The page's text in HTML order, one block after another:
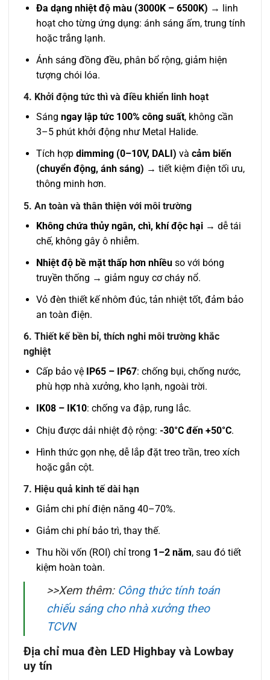
Đa dạng nhiệt độ màu (3000K – 6500K) → linh
hoạt cho từng ứng dụng: ánh sáng ấm, trung tính
hoặc trắng lạnh.
Ánh sáng đồng đều, phân bổ rộng, giảm hiện
tượng chói lóa.
4. Khởi động tức thì và điều khiển linh hoạt
Sáng ngay lập tức 100% công suất, không cần
3–5 phút khởi động như Metal Halide.
Tích hợp dimming (0–10V, DALI) và cảm biến
(chuyển động, ánh sáng) → tiết kiệm điện tối ưu,
thông minh hơn.
5. An toàn và thân thiện với môi trường
Không chứa thủy ngân, chì, khí độc hại→ dễ tái
chế, không gây ô nhiễm.
Nhiệt độ bề mặt thấp hơn nhiềuso với bóng
truyền thống → giảm nguy cơ cháy nổ.
Vỏ đèn thiết kế nhôm đúc, tản nhiệt tốt, đảm bảo
an toàn điện.
6. Thiết kế bền bỉ, thích nghi môi trường khắc
nghiệt
Cấp bảo vệ IP65 – IP67: chống bụi, chống nước,
phù hợp nhà xưởng, kho lạnh, ngoài trời.
IK08 – IK10: chống va đập, rung lắc.
Chịu được dải nhiệt độ rộng: -30°C đến +50°C.
Hình thức gọn nhẹ, dễ lắp đặt treo trần, treo xích
hoặc gắn cột.
7. Hiệu quả kinh tế dài hạn
Giảm chi phí điện năng 40–70%.
Giảm chi phí bảo trì, thay thế.
Thu hồi vốn (ROI) chỉ trong 1–2 năm, sau đó tiết
kiệm hoàn toàn.
>>Xem thêm: Công thức tính toán
chiếu sáng cho nhà xưởng theo
TCVN
Địa chỉ mua đèn LED Highbay và Lowbay
uy tín